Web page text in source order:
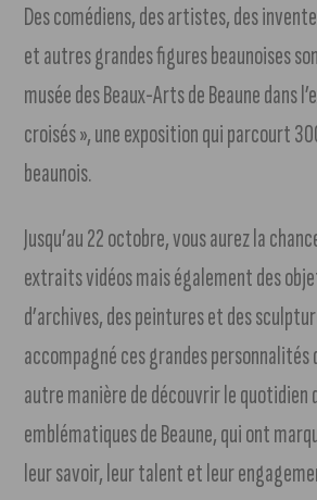
Des comédiens, des artistes, des
et autres grandes figures beaunoises
musée des Beaux-Arts de Beaune dans
croisés », une exposition qui parcourt
beaunois.
Jusqu’au 22 octobre, vous aurez la
extraits vidéos mais également des
d’archives, des peintures et des
accompagné ces grandes personnalités
autre manière de découvrir le quotidien
emblématiques de Beaune, qui ont
leur savoir, leur talent et leur